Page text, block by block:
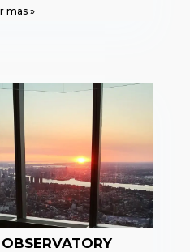
mas »